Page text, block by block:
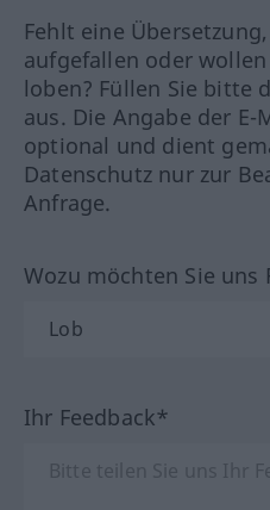
Fehlt eine
aufgefallen oder
loben? Füllen Sie bitte
aus. Die Angabe der E-
optional und dient
Datenschutz nur zur
Anfrage.
Wozu möchten Sie uns
Ihr Feedback*